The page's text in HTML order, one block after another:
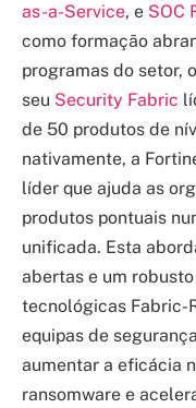
as-a-Service, e SOC
como formação
programas do setor,
seu Security Fabric
de 50 produtos de
nativamente, a
líder que ajuda as
produtos pontuais
unificada. Esta
abertas e um
tecnológicas Fabric-
equipas de
aumentar a eficácia
ransomware e